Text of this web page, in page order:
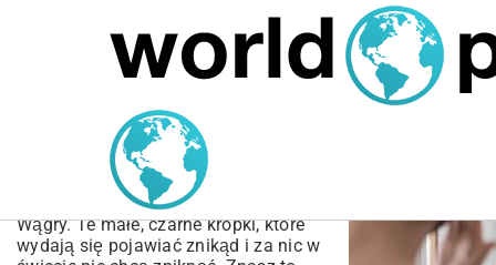
MARIUSZ ŁAMAGA 06.10.2025
Żelatyna na Wągry
Domowy Przepis:
Pozbądź się Zaskórników!
Wągry. Te małe, czarne kropki, które
wydają się pojawiać znikąd i za nic w